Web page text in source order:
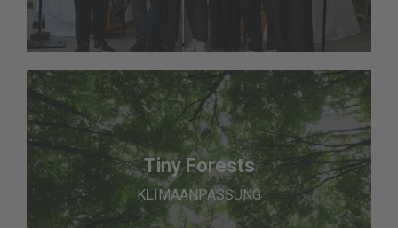
Tiny Forests
KLIMAANPASSUNG